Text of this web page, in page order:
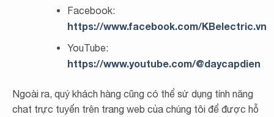
Facebook:
https://www.facebook.com/KBelectric.vn
YouTube:
https://www.youtube.com/@daycapdien
Ngoài ra, quý khách hàng cũng có thể sử dụng tính năng
chat trực tuyến trên trang web của chúng tôi để được hỗ